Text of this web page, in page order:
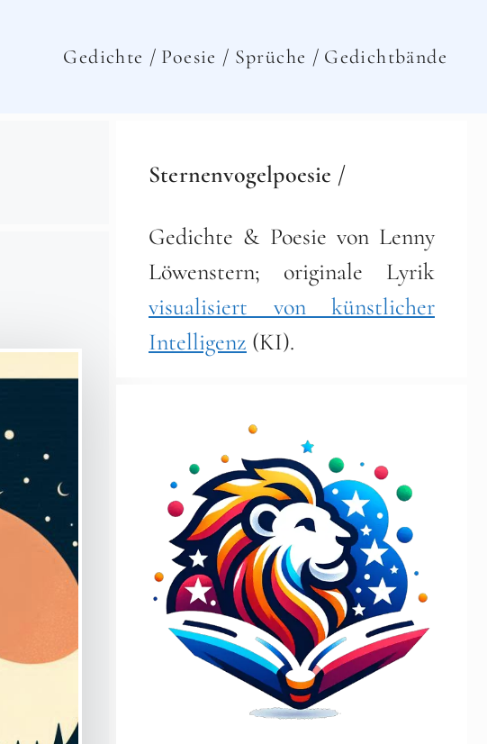
Gedichte / Poesie / Sprüche / Gedichtbände
Sternenvogelpoesie /
Gedichte & Poesie von Lenny
Löwenstern; originale Lyrik
visualisiert von künstlicher
Intelligenz (KI).